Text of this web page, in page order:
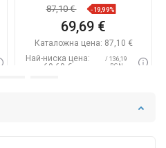
87,10 € -19,99%
69,69 €
Каталожна цена: 87,10 €
Най-ниска цена:
69,69 €
/ 136,19
BGN
Добави в количката